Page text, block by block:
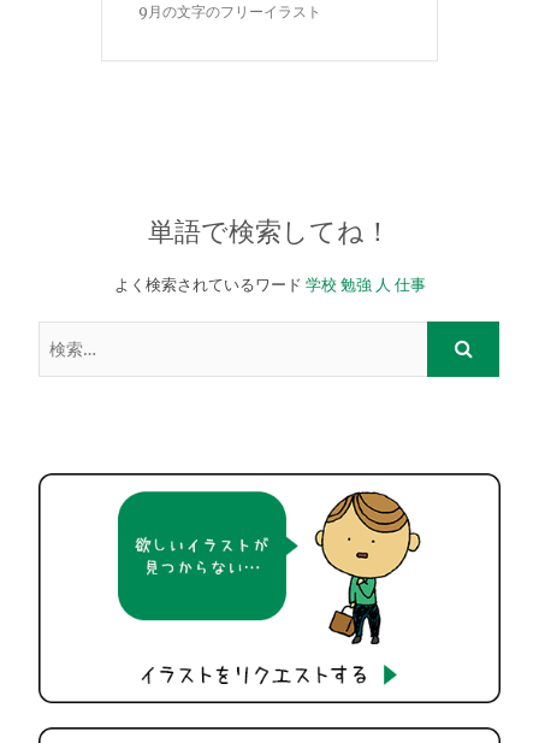
9月の文字のフリーイラスト
単語で検索してね！
よく検索されているワード 学校 勉強 人 仕事